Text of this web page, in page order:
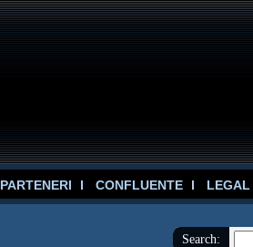
PARTENERI CONFLUENTE LEGAL
Search: